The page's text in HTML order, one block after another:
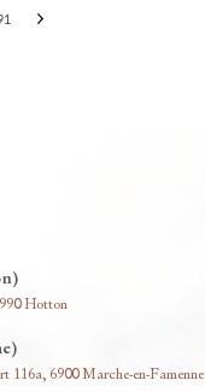
Hotton
116a, 6900 Marche-en-Famenne